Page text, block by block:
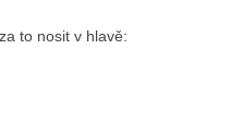
to nosit v hlavě: